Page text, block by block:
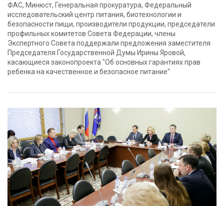
ФАС, Минюст, Генеральная прокуратура, Федеральный
исследовательский центр питания, биотехнологии и
безопасности пищи, производители продукции, председатели
профильных комитетов Совета Федерации, члены
Экспертного Совета поддержали предложения заместителя
Председателя Государственной Думы Ирины Яровой,
касающиеся законопроекта "Об основных гарантиях прав
ребенка на качественное и безопасное питание"